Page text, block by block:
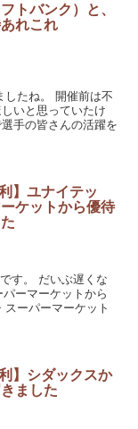
トバンク）と、
れこれ
したね。 開催前は不
いと思っていたけ
手の皆さんの活躍を
】ユナイテッ
ケットから優待
す。 だいぶ遅くな
ーマーケットから
ーパーマーケット
】シダックスか
ました